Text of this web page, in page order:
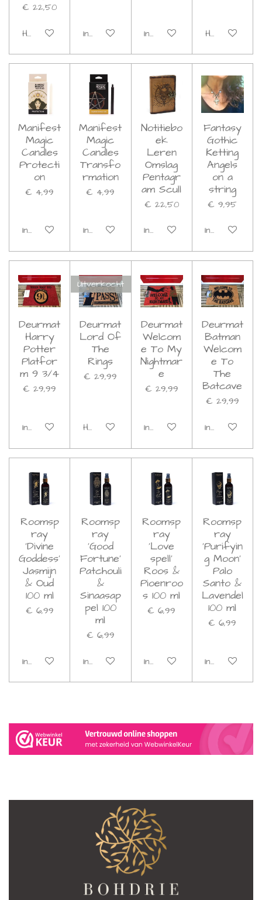
€ 22,50
Houd mij op de hoogteIn winkelwagen In winkelwagen Houd mij op
Manifest
Magic
Candles
Protecti
on
€ 4,99
In winkelwagen
Manifest
Magic
Candles
Transfo
rmation
€ 4,99
In winkelwagen
Notitiebo
ek
Leren
Omslag
Pentagr
am Scull
€ 22,50
In winkelwagen
Fantasy
Gothic
Ketting
Angels
on a
string
€ 9,95
In
Deurmat
Harry
Potter
Platfor
m 9 3/4
€ 29,99
In winkelwagen
Uitverkocht
Deurmat
Lord Of
The
Rings
€ 29,99
Houd mij op de hoogte
Deurmat
Welcom
e To My
Nightmar
e
€ 29,99
In winkelwagen
Deurmat
Batman
Welcom
e To
The
Batcave
€ 29,99
In
Roomsp
ray
'Divine
Goddess'
Jasmijn
& Oud
100 ml
€ 6,99
In winkelwagen
Roomsp
ray
'Good
Fortune'
Patchouli
&
Sinaasap
pel 100
ml
€ 6,99
In winkelwagen
Roomsp
ray
'Love
spell'
Roos &
Pioenroo
s 100 ml
€ 6,99
In winkelwagen
Roomsp
ray
'Purifyin
g Moon'
Palo
Santo &
Lavendel
100 ml
€ 6,99
In